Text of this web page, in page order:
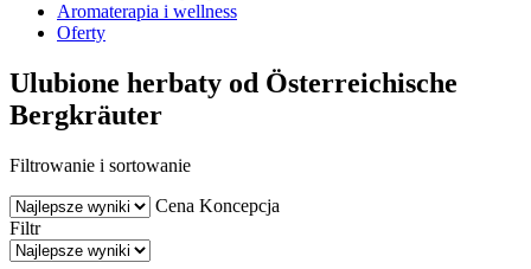
Aromaterapia i wellness
Oferty
Ulubione herbaty od Österreichische
Bergkräuter
Filtrowanie i sortowanie
Cena Koncepcja
Filtr